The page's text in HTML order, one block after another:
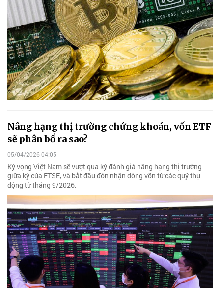
Nâng hạng thị trường chứng khoán, vốn ETF
sẽ phân bổ ra sao?
05/04/2026 04:05
Kỳ vọng Việt Nam sẽ vượt qua kỳ đánh giá nâng hạng thị trường
giữa kỳ của FTSE, và bắt đầu đón nhận dòng vốn từ các quỹ thụ
động từ tháng 9/2026.